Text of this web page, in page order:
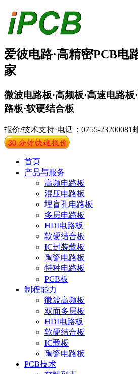
爱彼电路·高精密PCB电
家
微波电路板·高频板·高速电路
路板·软硬结合板
报价/技术支持·电话：0755-23200081
首页
产品与服务
高频电路板
混压电路板
埋盲孔电路板
多层电路板
HDI电路板
软硬结合板
IC封装载板
陶瓷电路板
特种电路板
PCB板
制程能力
微波高频板
双面多层板
HDI电路板
软硬结合板
IC载板
陶瓷电路板
PCB技术